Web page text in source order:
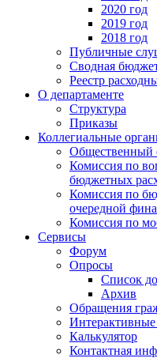
2020 год
2019 год
2018 год
Публичные
Сводная
Реестр
О департаменте
Структура
Приказы
Коллегиальные
Общественный
Комиссия по
бюджетных
Комиссия по
очередной
Комиссия по
Сервисы
Форум
Опросы
Список
Архив
Обращения
Калькулятор
Контактная